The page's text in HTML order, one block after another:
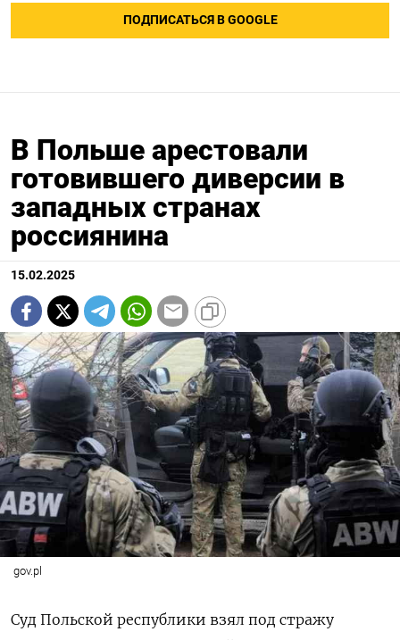
ПОДПИСАТЬСЯ В GOOGLE
В Польше арестовали
готовившего диверсии в
западных странах
россиянина
15.02.2025
gov.pl
Суд Польской республики взял под стражу